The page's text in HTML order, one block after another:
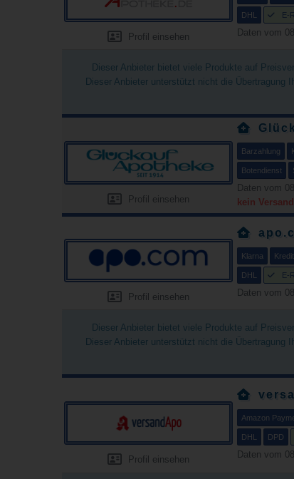
Profil einsehen
DHL E-
Daten vom
Dieser Anbieter bietet viele Produkte auf
Dieser Anbieter unterstützt nicht die
Profil einsehen
Barzahlung
Botendienst
Daten vom
kein
Profil einsehen
Klarna
DHL E-
Daten vom
Dieser Anbieter bietet viele Produkte auf
Dieser Anbieter unterstützt nicht die
Profil einsehen
Amazon
DHL DPD
Daten vom